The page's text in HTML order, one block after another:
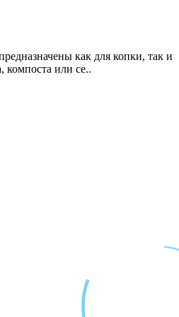
как для копки, так и
компоста или се..